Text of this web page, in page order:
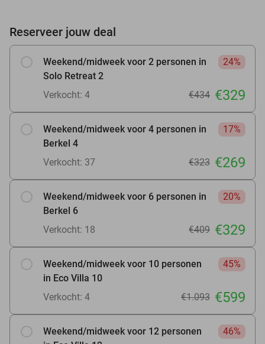
Reserveer jouw deal
Weekend/midweek voor 2 personen in
Solo Retreat 2
24%
Verkocht: 4 €434 €329
Weekend/midweek voor 4 personen in
Berkel 4
17%
Verkocht: 37 €323 €269
Weekend/midweek voor 6 personen in
Berkel 6
20%
Verkocht: 18 €409 €329
Weekend/midweek voor 10 personen
in Eco Villa 10
45%
Verkocht: 4 €1.093 €599
Weekend/midweek voor 12 personen
46%